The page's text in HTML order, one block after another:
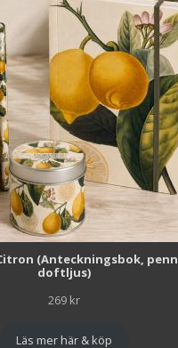
(Anteckningsbok,
doftljus)
269 kr
Läs mer här & köp